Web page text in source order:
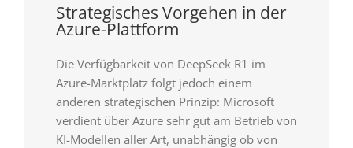
Strategisches Vorgehen in der
Azure-Plattform
Die Verfügbarkeit von DeepSeek R1 im
Azure-Marktplatz folgt jedoch einem
anderen strategischen Prinzip: Microsoft
verdient über Azure sehr gut am Betrieb von
KI-Modellen aller Art, unabhängig ob von